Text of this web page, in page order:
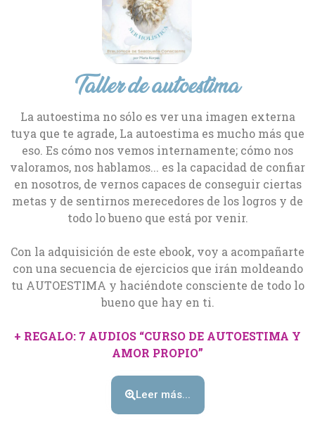
Taller de autoestima
La autoestima no sólo es ver una imagen externa
tuya que te agrade, La autoestima es mucho más que
eso. Es cómo nos vemos internamente; cómo nos
valoramos, nos hablamos... es la capacidad de confiar
en nosotros, de vernos capaces de conseguir ciertas
metas y de sentirnos merecedores de los logros y de
todo lo bueno que está por venir.
Con la adquisición de este ebook, voy a acompañarte
con una secuencia de ejercicios que irán moldeando
tu AUTOESTIMA y haciéndote consciente de todo lo
bueno que hay en ti.
+ REGALO: 7 AUDIOS “CURSO DE AUTOESTIMA Y
AMOR PROPIO”
Leer más...